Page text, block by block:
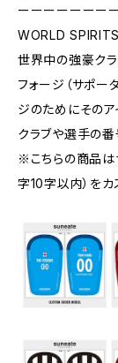
ーーーーーーー
WORLD SPIRITS
世界中の強豪ク
フォージ（サポー
ジのためにそのア
クラブや選手の番
※こちらの商品は
字10字以内）をカ